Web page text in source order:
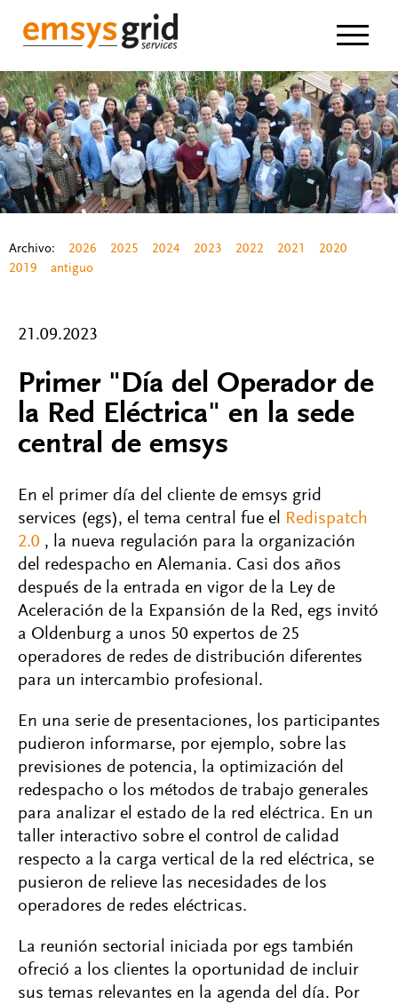
Archivo: 2026 2025 2024 2023 2022 2021
2020
2019
antiguo
21.09.2023
Primer "Día del Operador de
la Red Eléctrica" en la sede
central de emsys
En el primer día del cliente de emsys grid
services (egs), el tema central fue el Redispatch
2.0 , la nueva regulación para la organización
del redespacho en Alemania. Casi dos años
después de la entrada en vigor de la Ley de
Aceleración de la Expansión de la Red, egs invitó
a Oldenburg a unos 50 expertos de 25
operadores de redes de distribución diferentes
para un intercambio profesional.
En una serie de presentaciones, los participantes
pudieron informarse, por ejemplo, sobre las
previsiones de potencia, la optimización del
redespacho o los métodos de trabajo generales
para analizar el estado de la red eléctrica. En un
taller interactivo sobre el control de calidad
respecto a la carga vertical de la red eléctrica, se
pusieron de relieve las necesidades de los
operadores de redes eléctricas.
La reunión sectorial iniciada por egs también
ofreció a los clientes la oportunidad de incluir
sus temas relevantes en la agenda del día. Por